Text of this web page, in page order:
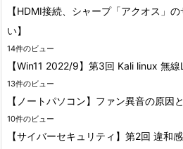
【HDMI接続、シャープ「アクオス」
い】
14件のビュー
【Win11 2022/9】第3回 Kali linux 無
13件のビュー
【ノートパソコン】ファン異音の原因
10件のビュー
【サイバーセキュリティ】第2回 違和